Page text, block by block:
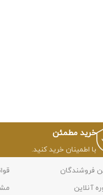
خرید مطمئن
با اطمینان خرید کنید.
فروشندگان
آنلاین